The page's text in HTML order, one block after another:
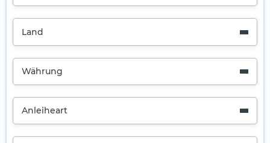
Land
Währung
Anleiheart